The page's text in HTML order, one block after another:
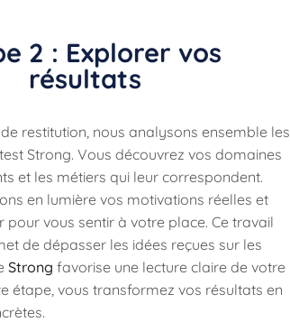
2 : Explorer vos
résultats
restitution, nous analysons ensemble les
Strong. Vous découvrez vos domaines
et les métiers qui leur correspondent.
en lumière vos motivations réelles et
pour vous sentir à votre place. Ce travail
de dépasser les idées reçues sur les
Strong favorise une lecture claire de votre
étape, vous transformez vos résultats en